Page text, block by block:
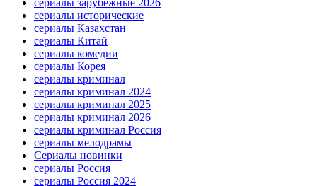
сериалы зарубежные 2026
сериалы исторические
сериалы Казахстан
сериалы Китай
сериалы комедии
сериалы Корея
сериалы криминал
сериалы криминал 2024
сериалы криминал 2025
сериалы криминал 2026
сериалы криминал Россия
сериалы мелодрамы
Сериалы новинки
сериалы Россия
сериалы Россия 2024